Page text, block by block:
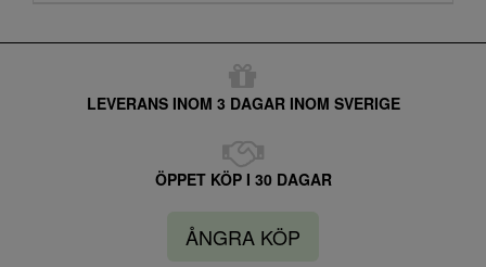
LEVERANS INOM 3 DAGAR INOM SVERIGE
ÖPPET KÖP I 30 DAGAR
ÅNGRA KÖP